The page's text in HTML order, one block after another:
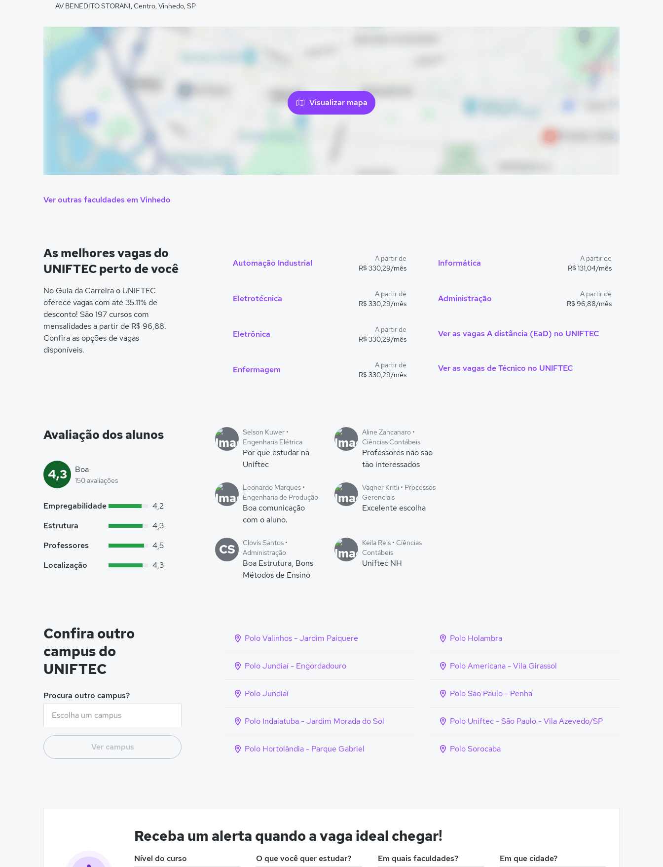
AV BENEDITO STORANI, Centro, Vinhedo, SP
Visualizar mapa
Ver outras faculdades em Vinhedo
As melhores vagas do
UNIFTEC perto de você
No Guia da Carreira o UNIFTEC
oferece vagas com até 35.11% de
desconto! São 197 cursos com
mensalidades a partir de R$ 96,88.
Confira as opções de vagas
disponíveis.
Automação Industrial
A partir de
R$ 330,29/mês
Eletrotécnica
A partir de
R$ 330,29/mês
Eletrônica
A partir de
R$ 330,29/mês
Enfermagem
A partir de
R$ 330,29/mês
Informática
A partir de
R$ 131,04/mês
Administração
A partir de
R$ 96,88/mês
Ver as vagas A distância (EaD) no UNIFTEC
Ver as vagas de Técnico no UNIFTEC
Avaliação dos alunos
4,3 Boa
150 avaliações
Empregabilidade
4,2
Estrutura
4,3
Professores
4,5
Localização
4,3
Selson Kuwer •
Engenharia Elétrica
Por que estudar na
Uniftec
Aline Zancanaro •
Ciências Contábeis
Professores não são
tão interessados
Leonardo Marques •
Engenharia de Produção
Boa comunicação
com o aluno.
Vagner Kritli • Processos
Gerenciais
Excelente escolha
CS
Clovis Santos •
Administração
Boa Estrutura, Bons
Métodos de Ensino
Keila Reis • Ciências
Contábeis
Uniftec NH
Confira outro
campus do
UNIFTEC
Procura outro campus?
Ver campus
Polo Valinhos - Jardim Paiquere
Polo Jundiaí - Engordadouro
Polo Jundiaí
Polo Indaiatuba - Jardim Morada do Sol
Polo Hortolândia - Parque Gabriel
Polo Holambra
Polo Americana - Vila Girassol
Polo São Paulo - Penha
Polo Uniftec - São Paulo - Vila Azevedo/SP
Polo Sorocaba
Receba um alerta quando a vaga ideal chegar!
Nível do curso O que você quer estudar? Em quais faculdades? Em que cidade?